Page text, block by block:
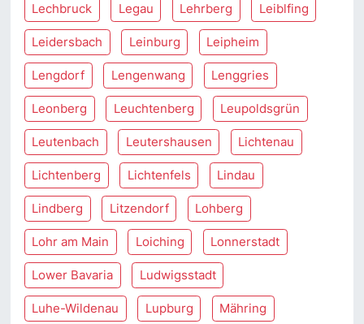
Lechbruck Legau Lehrberg Leiblfing
Leidersbach Leinburg Leipheim
Lengdorf Lengenwang Lenggries
Leonberg Leuchtenberg Leupoldsgrün
Leutenbach Leutershausen Lichtenau
Lichtenberg Lichtenfels Lindau
Lindberg Litzendorf Lohberg
Lohr am Main Loiching Lonnerstadt
Lower Bavaria Ludwigsstadt
Luhe-Wildenau Lupburg Mähring